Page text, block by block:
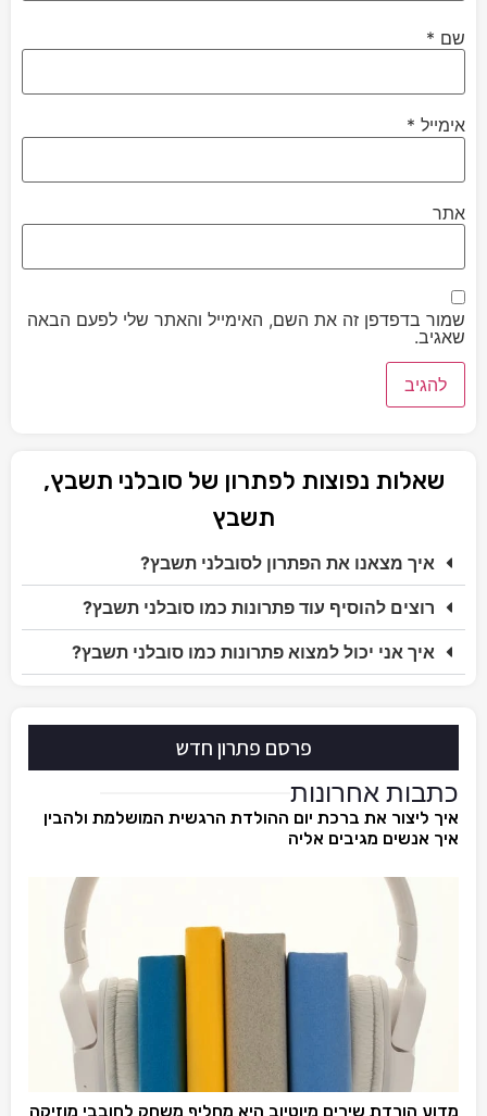
שם *
אימייל *
אתר
שמור בדפדפן זה את השם, האימייל והאתר שלי לפעם הבאה
שאגיב.
שאלות נפוצות לפתרון של סובלני תשבץ,
תשבץ
איך מצאנו את הפתרון לסובלני תשבץ?
רוצים להוסיף עוד פתרונות כמו סובלני תשבץ?
איך אני יכול למצוא פתרונות כמו סובלני תשבץ?
פרסם פתרון חדש
כתבות אחרונות
איך ליצור את ברכת יום ההולדת הרגשית המושלמת ולהבין
איך אנשים מגיבים אליה
מדוע הורדת שירים מיוטיוב היא מחליף משחק לחובבי מוזיקה